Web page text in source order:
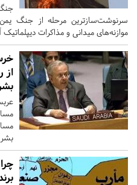
سرنوشت‌سازترین مرحله از جنگ
موازنه‌های میدانی و مذاکرات
از